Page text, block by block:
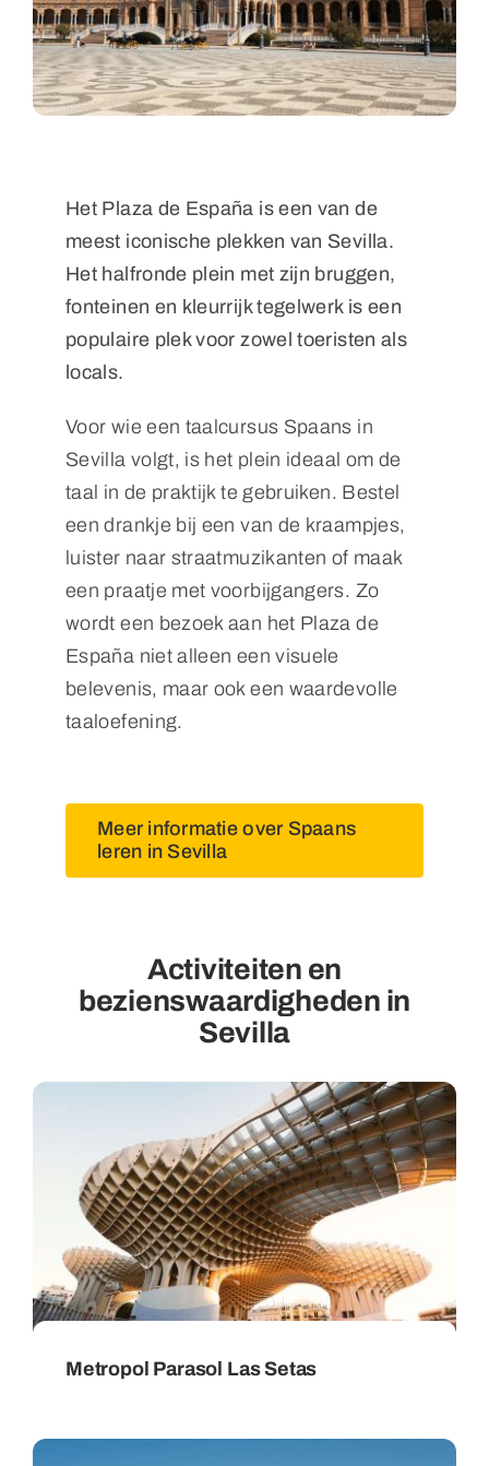
Het Plaza de España is een van de
meest iconische plekken van Sevilla.
Het halfronde plein met zijn bruggen,
fonteinen en kleurrijk tegelwerk is een
populaire plek voor zowel toeristen als
locals.
Voor wie een taalcursus Spaans in
Sevilla volgt, is het plein ideaal om de
taal in de praktijk te gebruiken. Bestel
een drankje bij een van de kraampjes,
luister naar straatmuzikanten of maak
een praatje met voorbijgangers. Zo
wordt een bezoek aan het Plaza de
España niet alleen een visuele
belevenis, maar ook een waardevolle
taaloefening.
Meer informatie over Spaans
leren in Sevilla
Activiteiten en
bezienswaardigheden in
Sevilla
Metropol Parasol Las Setas